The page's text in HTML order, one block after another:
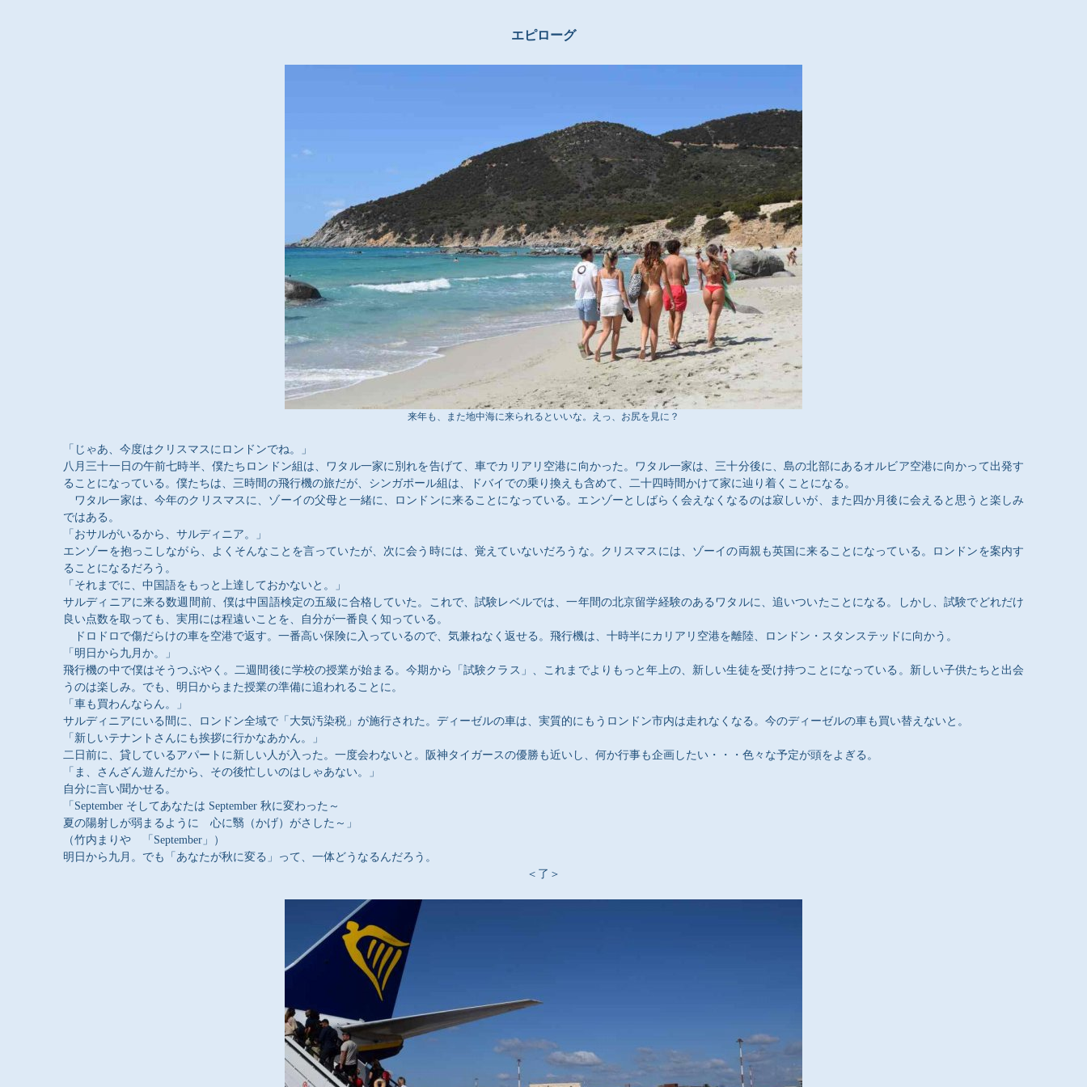
エピローグ
来年も、また地中海に来られるといいな。えっ、お尻を見に？
「じゃあ、今度はクリスマスにロンドンでね。」
八月三十一日の午前七時半、僕たちロンドン組は、ワタル一家に別れを告げて、車でカリアリ空港に向かった。ワタル一家は、三十分後に、島の北部にあるオルビア空港に向かって出発す
ることになっている。僕たちは、三時間の飛行機の旅だが、シンガポール組は、ドバイでの乗り換えも含めて、二十四時間かけて家に辿り着くことになる。
ワタル一家は、今年のクリスマスに、ゾーイの父母と一緒に、ロンドンに来ることになっている。エンゾーとしばらく会えなくなるのは寂しいが、また四か月後に会えると思うと楽しみ
ではある。
「おサルがいるから、サルディニア。」
エンゾーを抱っこしながら、よくそんなことを言っていたが、次に会う時には、覚えていないだろうな。クリスマスには、ゾーイの両親も英国に来ることになっている。ロンドンを案内す
ることになるだろう。
「それまでに、中国語をもっと上達しておかないと。」
サルディニアに来る数週間前、僕は中国語検定の五級に合格していた。これで、試験レベルでは、一年間の北京留学経験のあるワタルに、追いついたことになる。しかし、試験でどれだけ
良い点数を取っても、実用には程遠いことを、自分が一番良く知っている。
ドロドロで傷だらけの車を空港で返す。一番高い保険に入っているので、気兼ねなく返せる。飛行機は、十時半にカリアリ空港を離陸、ロンドン・スタンステッドに向かう。
「明日から九月か。」
飛行機の中で僕はそうつぶやく。二週間後に学校の授業が始まる。今期から「試験クラス」、これまでよりもっと年上の、新しい生徒を受け持つことになっている。新しい子供たちと出会
うのは楽しみ。でも、明日からまた授業の準備に追われることに。
「車も買わんならん。」
サルディニアにいる間に、ロンドン全域で「大気汚染税」が施行された。ディーゼルの車は、実質的にもうロンドン市内は走れなくなる。今のディーゼルの車も買い替えないと。
「新しいテナントさんにも挨拶に行かなあかん。」
二日前に、貸しているアパートに新しい人が入った。一度会わないと。阪神タイガースの優勝も近いし、何か行事も企画したい・・・色々な予定が頭をよぎる。
「ま、さんざん遊んだから、その後忙しいのはしゃあない。」
自分に言い聞かせる。
「 September そしてあなたは September 秋に変わった～
夏の陽射しが弱まるように 心に翳（かげ）がさした～」
（竹内まりや 「 September 」）
明日から九月。でも「あなたが秋に変る」って、一体どうなるんだろう。
＜了＞